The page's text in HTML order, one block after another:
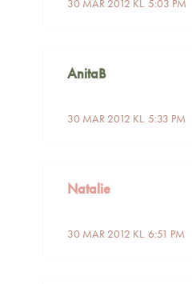
30 MAR 2012 KL. 5:03 PM
AnitaB
30 MAR 2012 KL. 5:33 PM
Natalie
30 MAR 2012 KL. 6:51 PM